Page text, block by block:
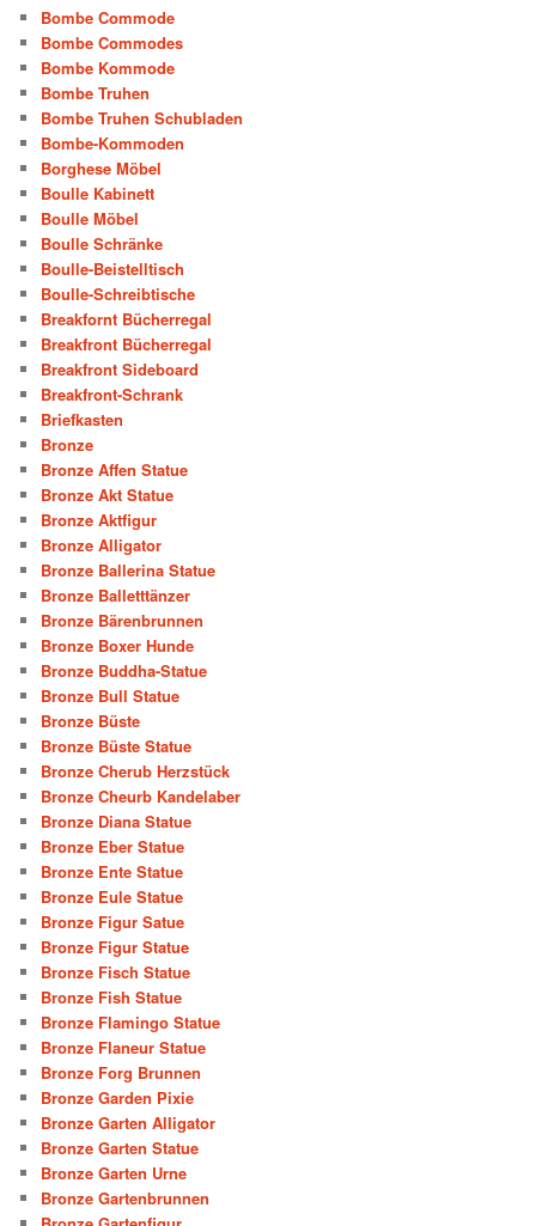
Bombe Commode
Bombe Commodes
Bombe Kommode
Bombe Truhen
Bombe Truhen Schubladen
Bombe-Kommoden
Borghese Möbel
Boulle Kabinett
Boulle Möbel
Boulle Schränke
Boulle-Beistelltisch
Boulle-Schreibtische
Breakfornt Bücherregal
Breakfront Bücherregal
Breakfront Sideboard
Breakfront-Schrank
Briefkasten
Bronze
Bronze Affen Statue
Bronze Akt Statue
Bronze Aktfigur
Bronze Alligator
Bronze Ballerina Statue
Bronze Balletttänzer
Bronze Bärenbrunnen
Bronze Boxer Hunde
Bronze Buddha-Statue
Bronze Bull Statue
Bronze Büste
Bronze Büste Statue
Bronze Cherub Herzstück
Bronze Cheurb Kandelaber
Bronze Diana Statue
Bronze Eber Statue
Bronze Ente Statue
Bronze Eule Statue
Bronze Figur Satue
Bronze Figur Statue
Bronze Fisch Statue
Bronze Fish Statue
Bronze Flamingo Statue
Bronze Flaneur Statue
Bronze Forg Brunnen
Bronze Garden Pixie
Bronze Garten Alligator
Bronze Garten Statue
Bronze Garten Urne
Bronze Gartenbrunnen